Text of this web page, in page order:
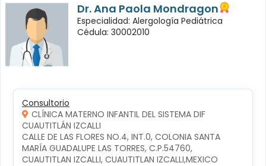
Dr. Ana Paola Mondragon
Especialidad: Alergología Pediátrica
Cédula: 30002010
Consultorio
CLÍNICA MATERNO INFANTIL DEL SISTEMA DIF
CUAUTITLÁN IZCALLI
CALLE DE LAS FLORES NO.4, INT.0, COLONIA SANTA
MARÍA GUADALUPE LAS TORRES, C.P.54760,
CUAUTITLAN IZCALLI, CUAUTITLAN IZCALLI,MEXICO